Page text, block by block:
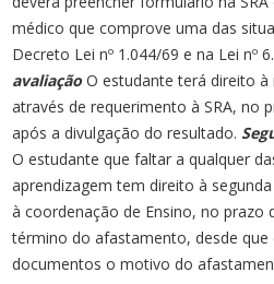
médico que comprove uma das
Decreto Lei nº 1.044/69 e na Lei nº
avaliaçãoO estudante terá direito à
através de requerimento à SRA, no
após a divulgação do resultado.
O estudante que faltar a qualquer
aprendizagem tem direito à
à coordenação de Ensino, no prazo
término do afastamento, desde que
documentos o motivo do